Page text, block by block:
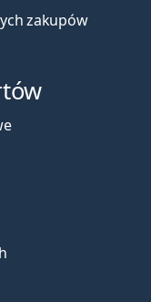
zakupów